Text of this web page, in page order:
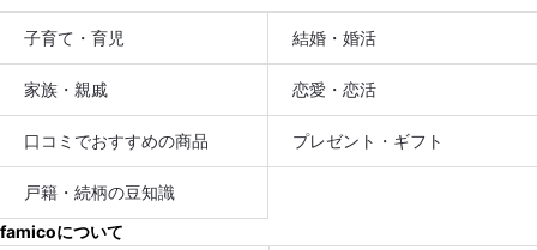
子育て・育児 結婚・婚活
家族・親戚 恋愛・恋活
口コミでおすすめの商品 プレゼント・ギフト
戸籍・続柄の豆知識
famicoについて